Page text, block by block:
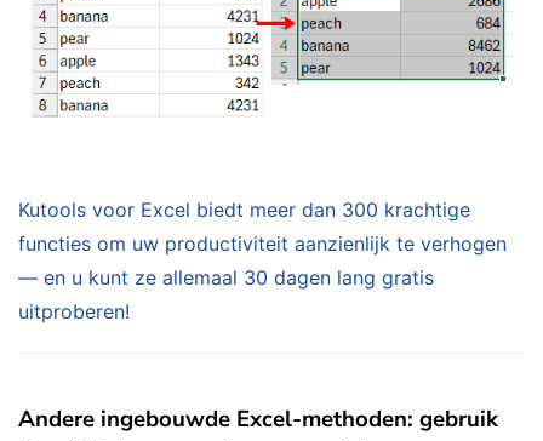
Kutools voor Excel biedt meer dan 300 krachtige
functies om uw productiviteit aanzienlijk te verhogen
— en u kunt ze allemaal 30 dagen lang gratis
uitproberen!
Andere ingebouwde Excel-methoden: gebruik